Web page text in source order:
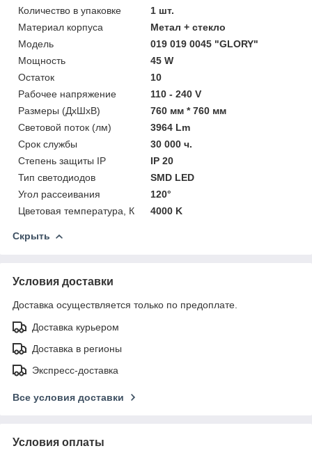
Количество в упаковке
1 шт.
Материал корпуса
Метал + стекло
Модель
019 019 0045 "GLORY"
Мощность
45 W
Остаток
10
Рабочее напряжение
110 - 240 V
Размеры (ДхШхВ)
760 мм * 760 мм
Световой поток (лм)
3964 Lm
Срок службы
30 000 ч.
Степень защиты IP
IP 20
Тип светодиодов
SMD LED
Угол рассеивания
120°
Цветовая температура, К
4000 K
Скрыть
Условия доставки
Доставка осуществляется только по предоплате.
Доставка курьером
Доставка в регионы
Экспресс-доставка
Все условия доставки
Условия оплаты